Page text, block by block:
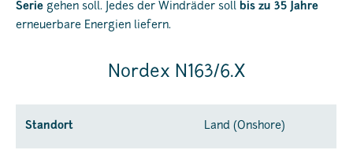
Serie gehen soll. Jedes der Windräder soll bis zu 35 Jahre
erneuerbare Energien liefern.
Nordex N163/6.X
Standort Land (Onshore)